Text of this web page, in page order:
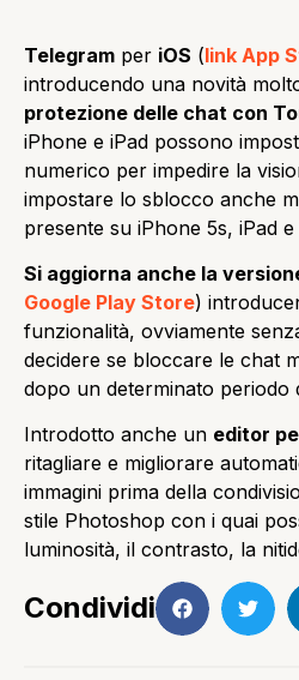
Telegram per iOS (link App
introducendo una novità
protezione delle chat con
iPhone e iPad possono
numerico per impedire la
impostare lo sblocco anche
presente su iPhone 5s, iPad
Si aggiorna anche la
Google Play Store)
funzionalità, ovviamente
decidere se bloccare le chat
dopo un determinato periodo
Introdotto anche un editor
ritagliare e migliorare
immagini prima della
stile Photoshop con i quai
luminosità, il contrasto, la
Condividi